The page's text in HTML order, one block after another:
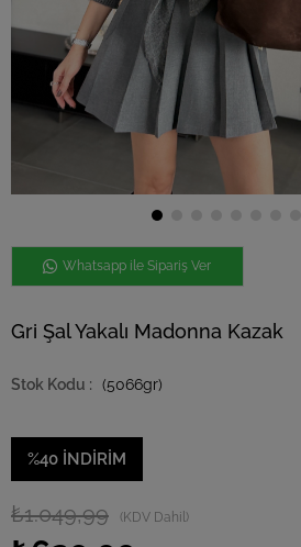
Whatsapp ile Sipariş Ver
Gri Şal Yakalı Madonna Kazak
(5066gr)
%40 İNDIRIM
₺1.049,99 (KDV Dahil)